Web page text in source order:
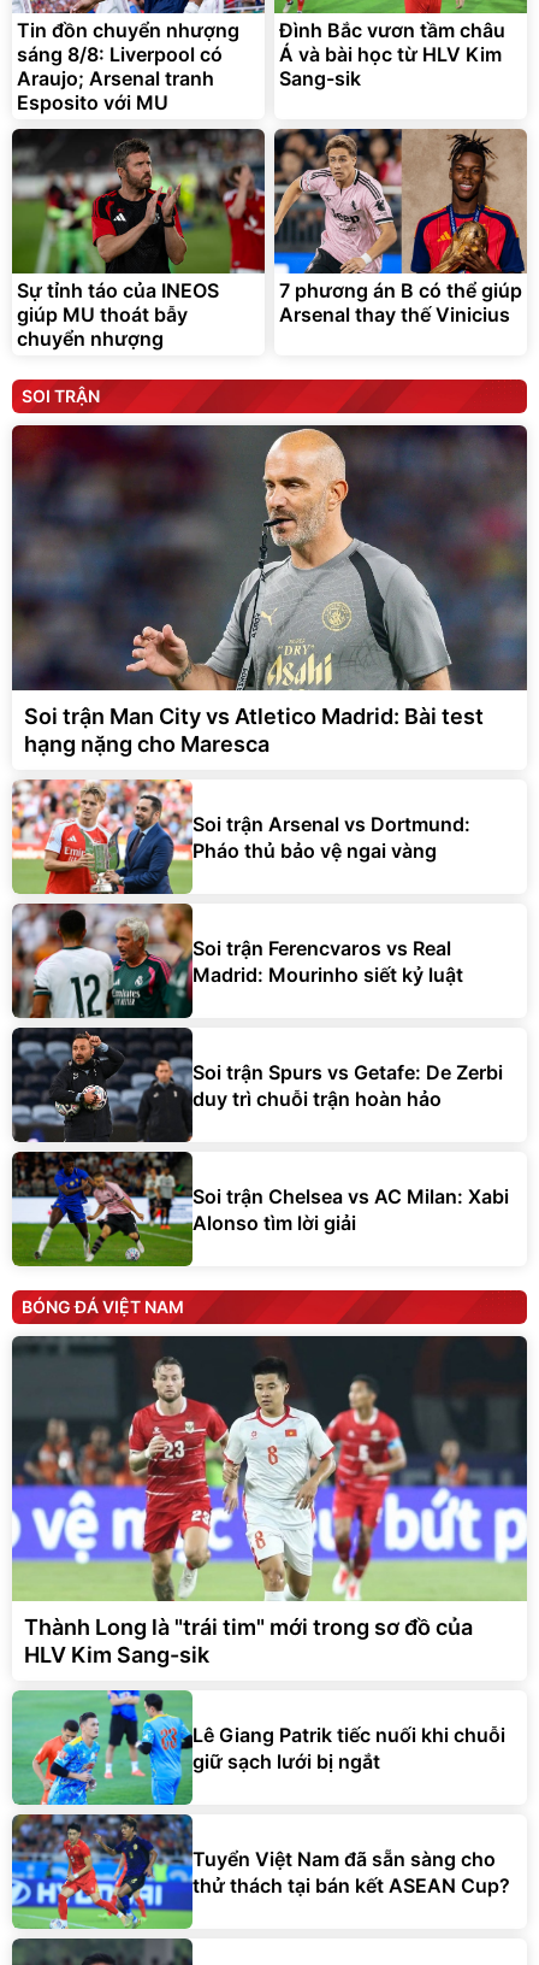
Tin đồn chuyển nhượng
sáng 8/8: Liverpool có
Araujo; Arsenal tranh
Esposito với MU
Đình Bắc vươn tầm châu
Á và bài học từ HLV Kim
Sang-sik
Sự tỉnh táo của INEOS
giúp MU thoát bẫy
chuyển nhượng
7 phương án B có thể giúp
Arsenal thay thế Vinicius
SOI TRẬN
Soi trận Man City vs Atletico Madrid: Bài test
hạng nặng cho Maresca
Soi trận Arsenal vs Dortmund:
Pháo thủ bảo vệ ngai vàng
Soi trận Ferencvaros vs Real
Madrid: Mourinho siết kỷ luật
Soi trận Spurs vs Getafe: De Zerbi
duy trì chuỗi trận hoàn hảo
Soi trận Chelsea vs AC Milan: Xabi
Alonso tìm lời giải
BÓNG ĐÁ VIỆT NAM
Thành Long là "trái tim" mới trong sơ đồ của
HLV Kim Sang-sik
Lê Giang Patrik tiếc nuối khi chuỗi
giữ sạch lưới bị ngắt
Tuyển Việt Nam đã sẵn sàng cho
thử thách tại bán kết ASEAN Cup?